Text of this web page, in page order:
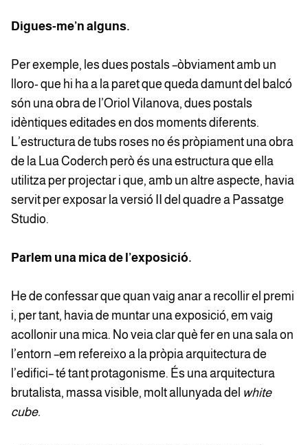
Digues-me’n alguns.
Per exemple, les dues postals –òbviament amb un
lloro- que hi ha a la paret que queda damunt del balcó
són una obra de l’Oriol Vilanova, dues postals
idèntiques editades en dos moments diferents.
L’estructura de tubs roses no és pròpiament una obra
de la Lua Coderch però és una estructura que ella
utilitza per projectar i que, amb un altre aspecte, havia
servit per exposar la versió II del quadre a Passatge
Studio.
Parlem una mica de l’exposició.
He de confessar que quan vaig anar a recollir el premi
i, per tant, havia de muntar una exposició, em vaig
acollonir una mica. No veia clar què fer en una sala on
l’entorn –em refereixo a la pròpia arquitectura de
l’edifici– té tant protagonisme. És una arquitectura
brutalista, massa visible, molt allunyada del white
cube.